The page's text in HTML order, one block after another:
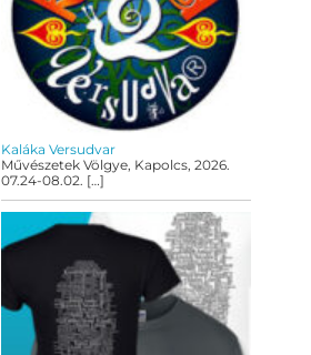
Kaláka Versudvar
Művészetek Völgye, Kapolcs, 2026.
07.24-08.02. […]